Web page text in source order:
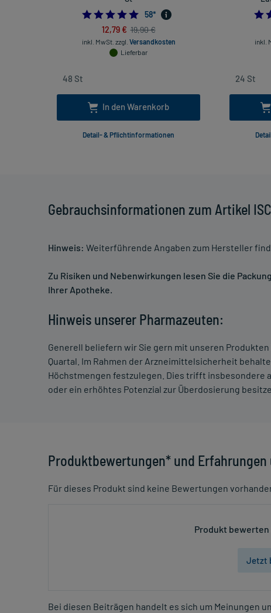
Gebrauchsinformationen zum Artikel
Hinweis: Weiterführende Angaben zum Hersteller
Zu Risiken und Nebenwirkungen lesen Sie die
Ihrer Apotheke.
Hinweis unserer Pharmazeuten:
Generell beliefern wir Sie gern mit unseren
Quartal. Im Rahmen der Arzneimittelsicherheit
Höchstmengen festzulegen. Dies trifft insbesondere
oder ein erhöhtes Potenzial zur Überdosierung
Produktbewertungen* und Erfahrungen
Für dieses Produkt sind keine Bewertungen
Produkt bewerten
Jetzt
Bei diesen Beiträgen handelt es sich um Meinungen
4.948275862068965
58*
12,79 € 19,90 €
inkl. MwSt. zzgl. Versandkosten
Lieferbar
In den Warenkorb
Detail- & Pflichtinformationen
inkl.